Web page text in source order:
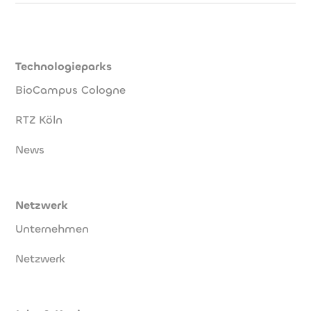
Technologieparks
BioCampus Cologne
RTZ Köln
News
Netzwerk
Unternehmen
Netzwerk